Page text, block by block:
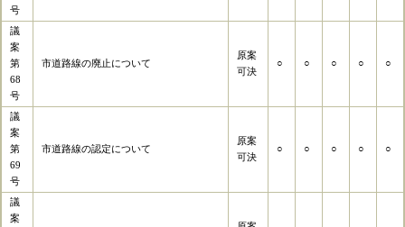
号
議
案
第
68
号
市道路線の廃止について
原案
可決
○ ○ ○ ○ ○
議
案
第
69
号
市道路線の認定について
原案
可決
○ ○ ○ ○ ○
議
案